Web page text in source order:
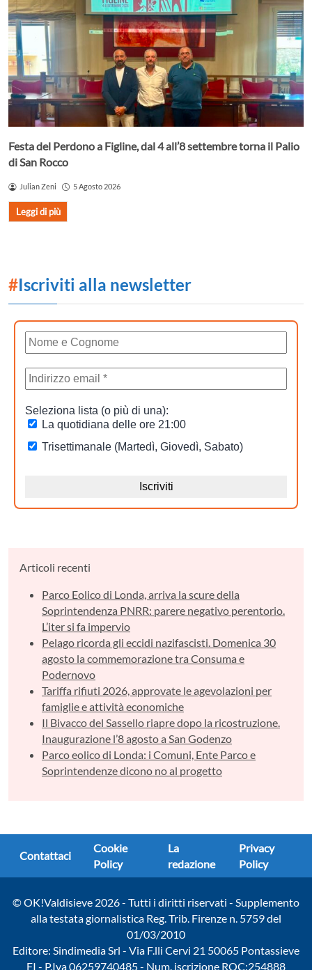
Festa del Perdono a Figline, dal 4 all’8 settembre torna il Palio
di San Rocco
Julian Zeni 5 Agosto 2026
Leggi di più
#Iscriviti alla newsletter
Articoli recenti
Parco Eolico di Londa, arriva la scure della
Soprintendenza PNRR: parere negativo perentorio.
L’iter si fa impervio
Pelago ricorda gli eccidi nazifascisti. Domenica 30
agosto la commemorazione tra Consuma e
Podernovo
Tariffa rifiuti 2026, approvate le agevolazioni per
famiglie e attività economiche
Il Bivacco del Sassello riapre dopo la ricostruzione.
Inaugurazione l’8 agosto a San Godenzo
Parco eolico di Londa: i Comuni, Ente Parco e
Soprintendenze dicono no al progetto
Contattaci
Cookie
Policy
La
redazione
Privacy
Policy
© OK!Valdisieve 2026 - Tutti i diritti riservati - Supplemento
alla testata giornalistica Reg. Trib. Firenze n. 5759 del
01/03/2010
Editore: Sindimedia Srl - Via F.lli Cervi 21 50065 Pontassieve
FI - P.Iva 06259740485 - Num. iscrizione ROC:254888